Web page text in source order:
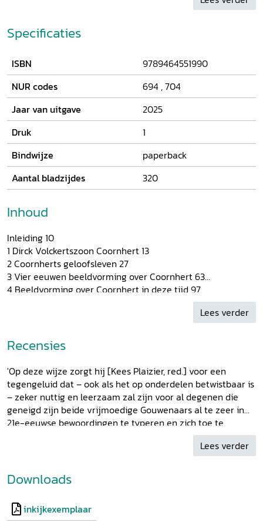
Specificaties
ISBN
9789464551990
NUR codes
694 ,704
Jaar van uitgave
2025
Druk
1
Bindwijze
paperback
Aantal bladzijdes
320
Inhoud
Inleiding 10
1 Dirck Volckertszoon Coornhert 13
2 Coornherts geloofsleven 27
3 Vier eeuwen beeldvorming over Coornhert 63
4 Beeldvorming over Coornhert in deze tijd 97
5 Coornhert en het Statenglas in de Sint-Janskerk in Gouda
7 Herman Herbers 175
8 Een gewezen monnik met een eigen geloofsbelijdenis 191
9 Dominantie in de kerkgeschiedenis 195
10 Ballingschap en spiritualisme in de zestiende eeuw 211
11 19e-eeuwse geschiedschrijving over ‘bijzondere leraren’
231
12 Coornhert en Herbers: verwante geesten 253
Lees verder
Recensies
'Op deze wijze zorgt hij [Kees Plaizier, red.] voor een
tegengeluid dat – ook als het op onderdelen betwistbaar is
– zeker nuttig en leerzaam zal zijn voor al degenen die
geneigd zijn beide vrijmoedige Gouwenaars al te zeer in
21e-eeuwse bewoordingen te typeren en zich toe te
eigenen.' - Paul Abels in nieuwsbrief Historische Vereniging
Lees verder
Downloads
inkijkexemplaar